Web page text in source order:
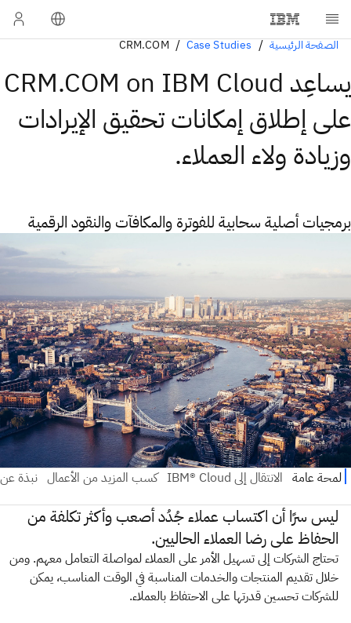
الصفحة الرئيسية Case Studies
CRM.COM
يساعِد CRM.COM on IBM Cloud
على إطلاق إمكانات تحقيق الإيرادات
وزيادة ولاء العملاء.
برمجيات أصلية سحابية للفوترة والمكافآت والنقود الرقمية
ليس سرًا أن اكتساب عملاء جُدُد أصعب وأكثر تكلفة من
الحفاظ على رضا العملاء الحاليين.
تحتاج الشركات إلى تسهيل الأمر على العملاء لمواصلة التعامل معهم. ومن
خلال تقديم المنتجات والخدمات المناسبة في الوقت المناسب، يمكن
للشركات تحسين قدرتها على الاحتفاظ بالعملاء.